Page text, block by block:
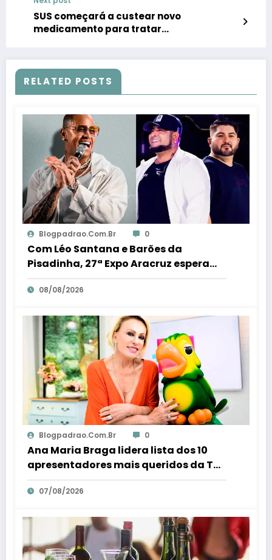
SUS começará a custear novo
medicamento para tratar
RELATED POSTS
Blogpadrao.com.br 0
Com Léo Santana e Barões da
Pisadinha, 27ª Expo Aracruz espera
receber 80 milénio visitantes por dia –
Em Dia ES
08/08/2026
Blogpadrao.com.br 0
Ana Maria Braga lidera lista dos 10
apresentadores mais queridos da TV;
veja ranking – Em Dia ES
07/08/2026